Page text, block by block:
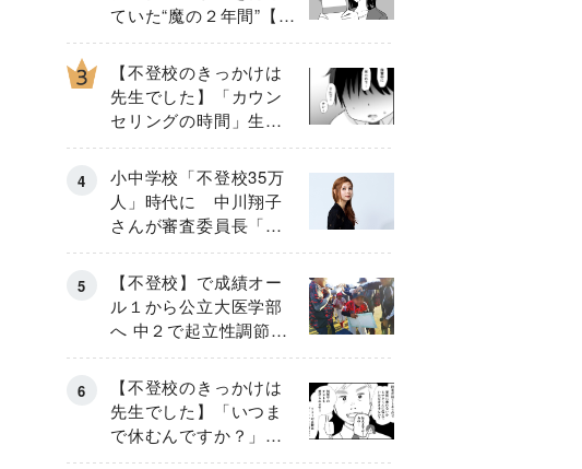
ていた“魔の２年間”【後
編】
【不登校のきっかけは
先生でした】「カウン
セリングの時間」生徒
の情報をバラしたの
は…《第２話》
小中学校「不登校35万
人」時代に 中川翔子
さんが審査委員長「不
登校生動画甲子園
2026」が開催
【不登校】で成績オー
ル１から公立大医学部
へ 中２で起立性調節障
害「治るまで３年」の
診断 そのとき母は
【不登校のきっかけは
先生でした】「いつま
で休むんですか？」追
い詰められる母と息子